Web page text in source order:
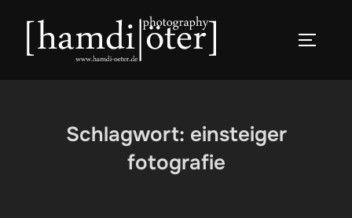
springen
Schlagwort: einsteiger
fotografie